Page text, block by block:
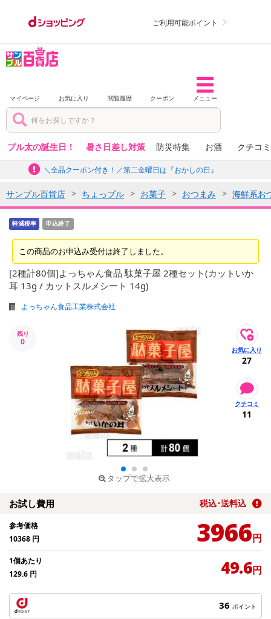
ご利用可能ポイント
マイページ お気に入り 閲覧履歴 クーポン メニュー
プル太の誕生日！ 暑さ日差し対策 防災特集 お酒 クチコ
＼全品クーポン付き！／第二金曜日は『おかしの日』
サンプル百貨店 ちょっプル お菓子 おつまみ 海鮮系お
軽減税率 申込終了
この商品のお申込み受付は終了しました。
[2種計80個]よっちゃん食品 駄菓子屋 2種セット(カットいか
耳 13g / カットスルメシート 14g)
よっちゃん食品工業株式会社
残り
0
タップで拡大表示
27
11
お試し費用 税込･送料込
参考価格
10368 円 3966円
1個あたり
129.6 円 49.6円
36 ポイント